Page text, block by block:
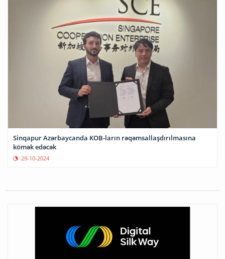
Sinqapur Azərbaycanda KOB-ların rəqəmsallaşdırılmasına
kömək edəcək
29-10-2024